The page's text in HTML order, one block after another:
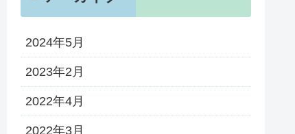
2024年5月
2023年2月
2022年4月
2022年3月